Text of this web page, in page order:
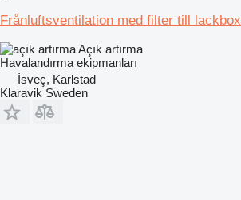
Frånluftsventilation med filter till lackbox
Açık artırma
Havalandırma ekipmanları
İsveç, Karlstad
Klaravik Sweden